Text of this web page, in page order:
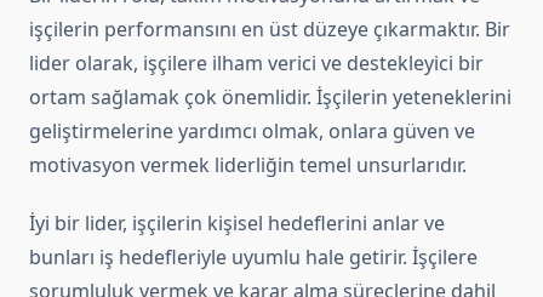
işçilerin performansını en üst düzeye çıkarmaktır. Bir
lider olarak, işçilere ilham verici ve destekleyici bir
ortam sağlamak çok önemlidir. İşçilerin yeteneklerini
geliştirmelerine yardımcı olmak, onlara güven ve
motivasyon vermek liderliğin temel unsurlarıdır.
İyi bir lider, işçilerin kişisel hedeflerini anlar ve
bunları iş hedefleriyle uyumlu hale getirir. İşçilere
sorumluluk vermek ve karar alma süreçlerine dahil